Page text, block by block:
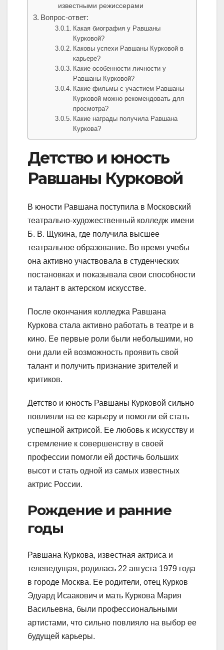
известными режиссерами
Вопрос-ответ:
Какая биография у Равшаны
Курковой?
Каковы успехи Равшаны Курковой в
карьере?
Какие особенности личности у
Равшаны Курковой?
Какие фильмы с участием Равшаны
Курковой можно рекомендовать для
просмотра?
Какие награды получила Равшана
Куркова?
Детство и юность
Равшаны Курковой
В юности Равшана поступила в Московский
театрально-художественный колледж имени
Б. В. Щукина, где получила высшее
театральное образование. Во время учебы
она активно участвовала в студенческих
постановках и показывала свои способности
и талант в актерском искусстве.
После окончания колледжа Равшана
Куркова стала активно работать в театре и в
кино. Ее первые роли были небольшими, но
они дали ей возможность проявить свой
талант и получить признание зрителей и
критиков.
Детство и юность Равшаны Курковой сильно
повлияли на ее карьеру и помогли ей стать
успешной актрисой. Ее любовь к искусству и
стремление к совершенству в своей
профессии помогли ей достичь больших
высот и стать одной из самых известных
актрис России.
Рождение и ранние
годы
Равшана Куркова, известная актриса и
телеведущая, родилась 22 августа 1979 года
в городе Москва. Ее родители, отец Курков
Эдуард Исаакович и мать Куркова Мария
Васильевна, были профессиональными
артистами, что сильно повлияло на выбор ее
будущей карьеры.